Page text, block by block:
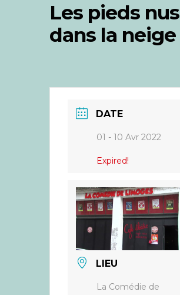
Les pieds nus
dans la neige
DATE
01 - 10 Avr 2022
Expired!
LIEU
La Comédie de